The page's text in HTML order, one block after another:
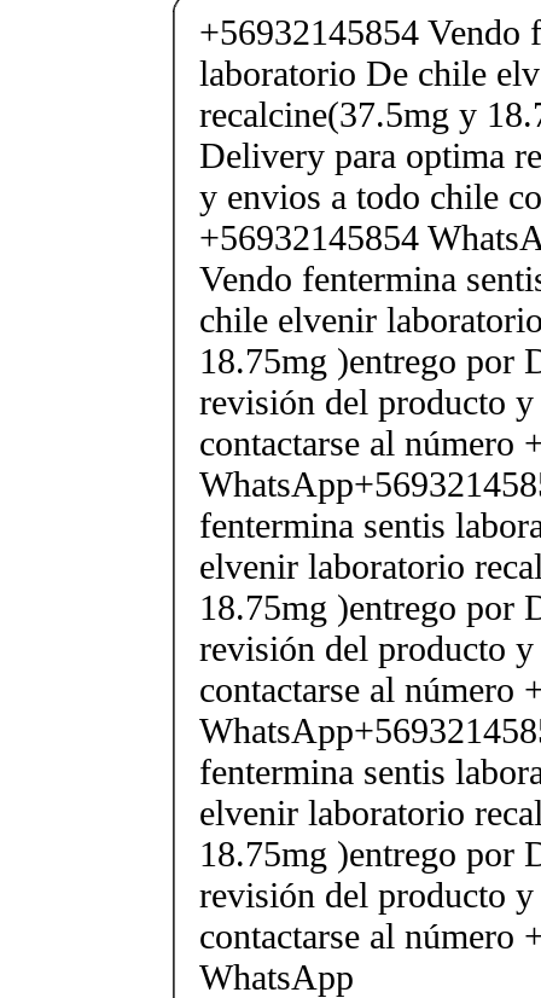
+56932145854 Vendo
laboratorio De chile
recalcine(37.5mg y
Delivery para optima
y envios a todo chile
+56932145854
Vendo fentermina
chile elvenir
18.75mg )entrego por
revisión del producto
contactarse al número
fentermina sentis
elvenir laboratorio
18.75mg )entrego por
revisión del producto
contactarse al número
fentermina sentis
elvenir laboratorio
18.75mg )entrego por
revisión del producto
contactarse al número
WhatsApp